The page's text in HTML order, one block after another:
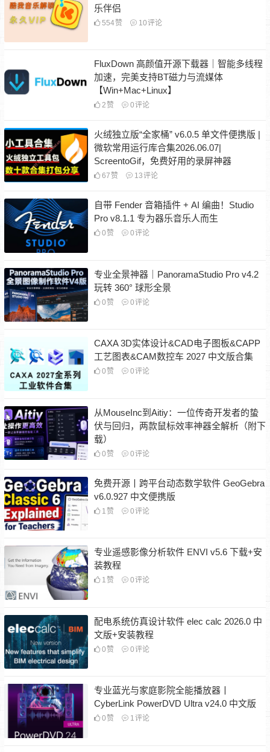
乐伴侣
554赞 10评论
FluxDown 高颜值开源下载器｜智能多线程
加速，完美支持BT磁力与流媒体
【Win+Mac+Linux】
2 赞 0评论
火绒独立版“全家桶” v6.0.5 单文件便携版 |
微软常用运行库合集2026.06.07|
ScreentoGif，免费好用的录屏神器
67 赞 13评论
自带 Fender 音箱插件 + AI 编曲！Studio
Pro v8.1.1 专为器乐音乐人而生
0 赞 0评论
专业全景神器｜PanoramaStudio Pro v4.2
玩转 360° 球形全景
0 赞 0评论
CAXA 3D实体设计&CAD电子图板&CAPP
工艺图表&CAM数控车 2027 中文版合集
0 赞 0评论
从MouseInc到Aitiy：一位传奇开发者的蛰
伏与回归，两款鼠标效率神器全解析（附下
载）
0 赞 0评论
免费开源丨跨平台动态数学软件 GeoGebra
v6.0.927 中文便携版
1 赞 0评论
专业遥感影像分析软件 ENVI v5.6 下载+安
装教程
1 赞 0评论
配电系统仿真设计软件 elec calc 2026.0 中
文版+安装教程
0 赞 0评论
专业蓝光与家庭影院全能播放器丨
CyberLink PowerDVD Ultra v24.0 中文版
0 赞 1评论